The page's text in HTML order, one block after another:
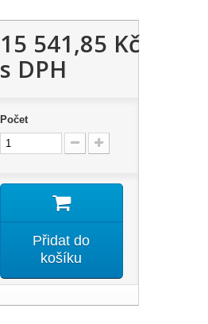
15 541,85 Kč
s DPH
Počet
Přidat do
košíku